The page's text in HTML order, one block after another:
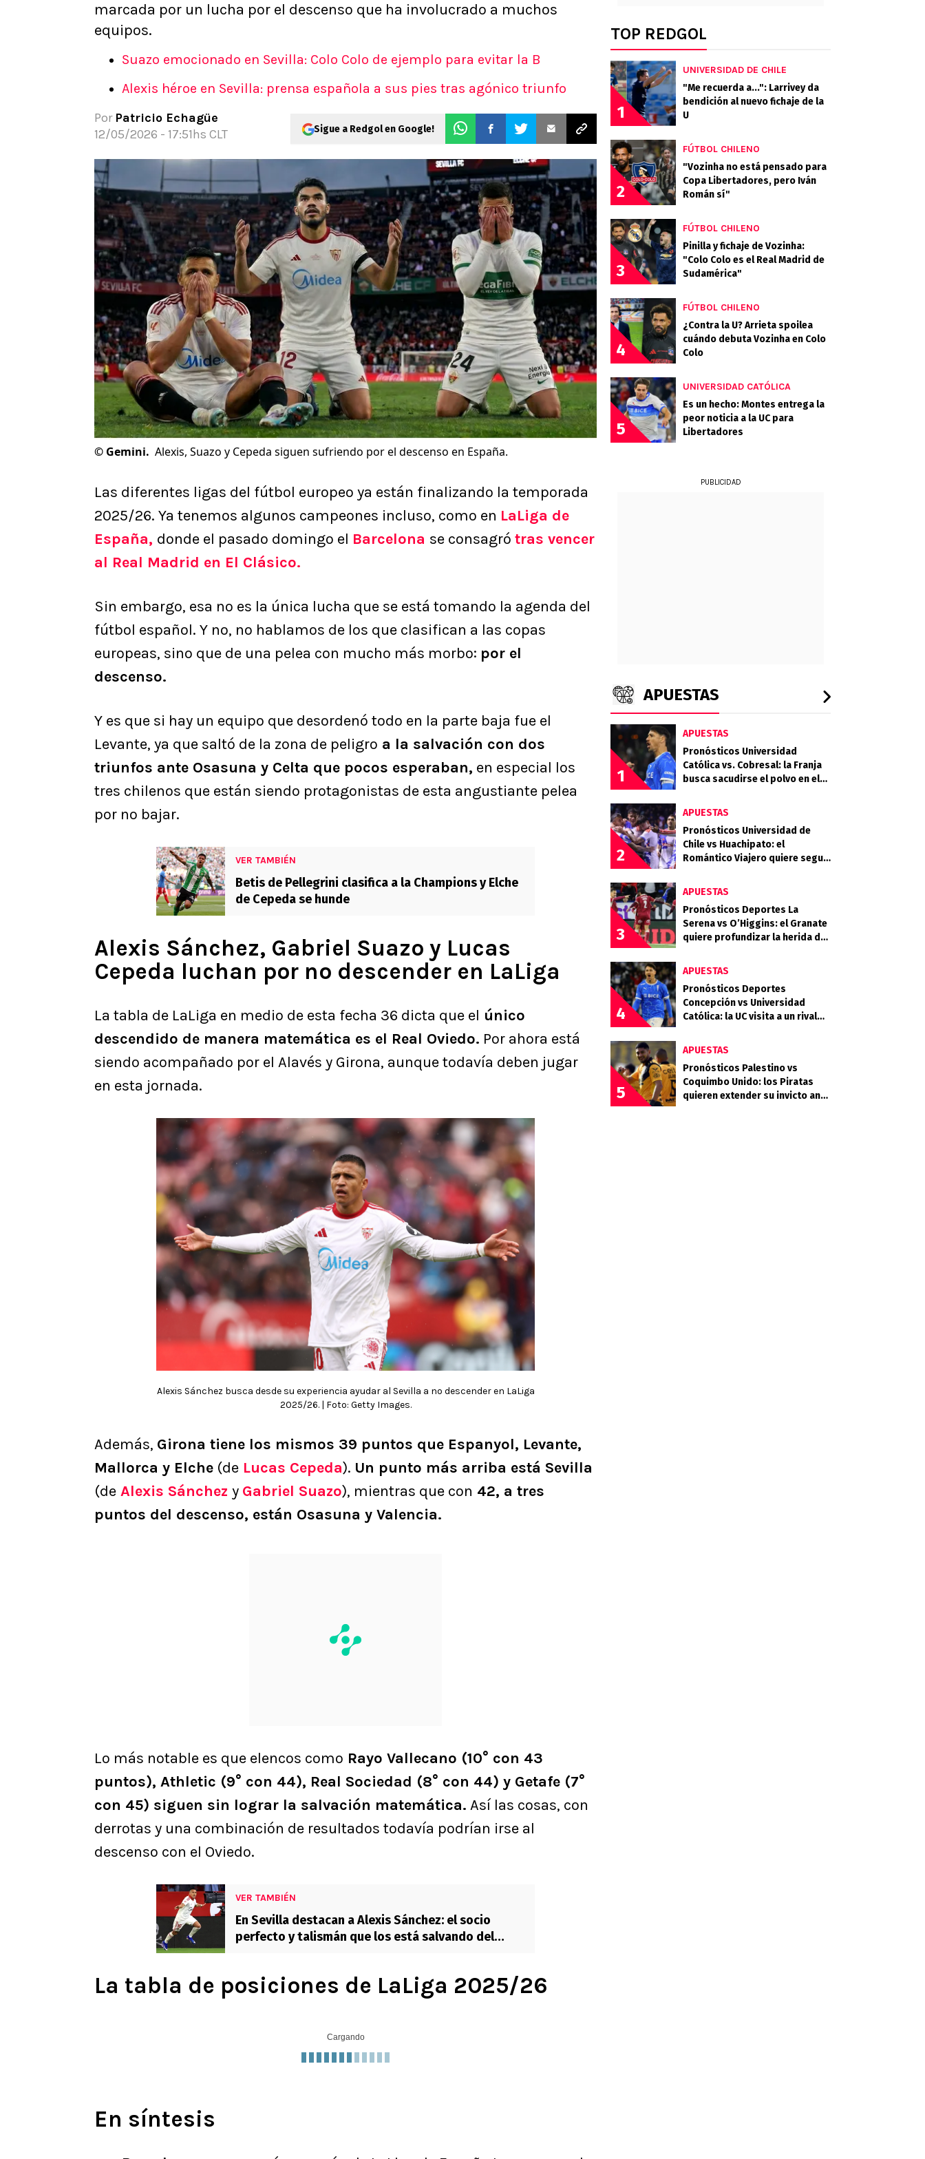
Apuesta del día
marcada por un lucha por el descenso que ha involucrado a muchos
equipos.
Suazo emocionado en Sevilla: Colo Colo de ejemplo para evitar la B
Alexis héroe en Sevilla: prensa española a sus pies tras agónico triunfo
Por Patricio Echagüe
12/05/2026 - 17:51hs CLT
Sigue a Redgol en Google!
© Gemini. Alexis, Suazo y Cepeda siguen sufriendo por el descenso en España.
Las diferentes ligas del fútbol europeo ya están finalizando la temporada
2025/26. Ya tenemos algunos campeones incluso, como en LaLiga de
España, donde el pasado domingo el Barcelona se consagró tras vencer
al Real Madrid en El Clásico.
Sin embargo, esa no es la única lucha que se está tomando la agenda del
fútbol español. Y no, no hablamos de los que clasifican a las copas
europeas, sino que de una pelea con mucho más morbo: por el
descenso.
Y es que si hay un equipo que desordenó todo en la parte baja fue el
Levante, ya que saltó de la zona de peligro a la salvación con dos
triunfos ante Osasuna y Celta que pocos esperaban, en especial los
tres chilenos que están siendo protagonistas de esta angustiante pelea
por no bajar.
VER TAMBIÉN
Betis de Pellegrini clasifica a la Champions y Elche
de Cepeda se hunde
Alexis Sánchez, Gabriel Suazo y Lucas
Cepeda luchan por no descender en LaLiga
La tabla de LaLiga en medio de esta fecha 36 dicta que el único
descendido de manera matemática es el Real Oviedo. Por ahora está
siendo acompañado por el Alavés y Girona, aunque todavía deben jugar
en esta jornada.
Alexis Sánchez busca desde su experiencia ayudar al Sevilla a no descender en LaLiga
2025/26. | Foto: Getty Images.
Además, Girona tiene los mismos 39 puntos que Espanyol, Levante,
Mallorca y Elche (de Lucas Cepeda). Un punto más arriba está Sevilla
(de Alexis Sánchez y Gabriel Suazo), mientras que con 42, a tres
puntos del descenso, están Osasuna y Valencia.
Lo más notable es que elencos como Rayo Vallecano (10° con 43
puntos), Athletic (9° con 44), Real Sociedad (8° con 44) y Getafe (7°
con 45) siguen sin lograr la salvación matemática. Así las cosas, con
derrotas y una combinación de resultados todavía podrían irse al
descenso con el Oviedo.
VER TAMBIÉN
En Sevilla destacan a Alexis Sánchez: el socio
perfecto y talismán que los está salvando del
La tabla de posiciones de LaLiga 2025/26
Cargando
En síntesis
TOP REDGOL
1
UNIVERSIDAD DE CHILE
"Me recuerda a...": Larrivey da
bendición al nuevo fichaje de la
U
2
FÚTBOL CHILENO
"Vozinha no está pensado para
Copa Libertadores, pero Iván
Román sí"
3
FÚTBOL CHILENO
Pinilla y fichaje de Vozinha:
"Colo Colo es el Real Madrid de
Sudamérica"
4
FÚTBOL CHILENO
¿Contra la U? Arrieta spoilea
cuándo debuta Vozinha en Colo
Colo
5
UNIVERSIDAD CATÓLICA
Es un hecho: Montes entrega la
peor noticia a la UC para
Libertadores
PUBLICIDAD
APUESTAS
1
APUESTAS
Pronósticos Universidad
Católica vs. Cobresal: la Franja
busca sacudirse el polvo en el
2
APUESTAS
Pronósticos Universidad de
Chile vs Huachipato: el
Romántico Viajero quiere seguir
3
APUESTAS
Pronósticos Deportes La
Serena vs O’Higgins: el Granate
quiere profundizar la herida del
4
APUESTAS
Pronósticos Deportes
Concepción vs Universidad
Católica: la UC visita a un rival
5
APUESTAS
Pronósticos Palestino vs
Coquimbo Unido: los Piratas
quieren extender su invicto ante